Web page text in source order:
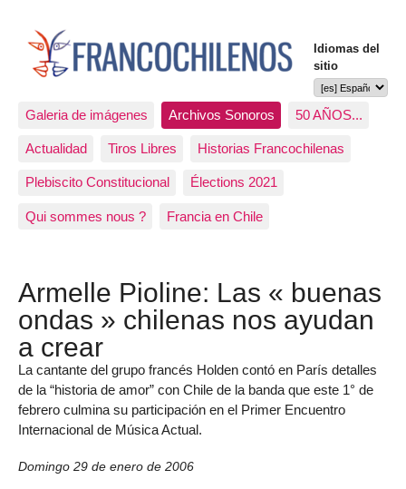
Idiomas del
sitio
Galeria de imágenes Archivos Sonoros 50 AÑOS...
Actualidad Tiros Libres Historias Francochilenas
Plebiscito Constitucional Élections 2021
Qui sommes nous ? Francia en Chile
Armelle Pioline: Las « buenas
ondas » chilenas nos ayudan
a crear
La cantante del grupo francés Holden contó en París detalles
de la “historia de amor” con Chile de la banda que este 1° de
febrero culmina su participación en el Primer Encuentro
Internacional de Música Actual.
Domingo 29 de enero de 2006